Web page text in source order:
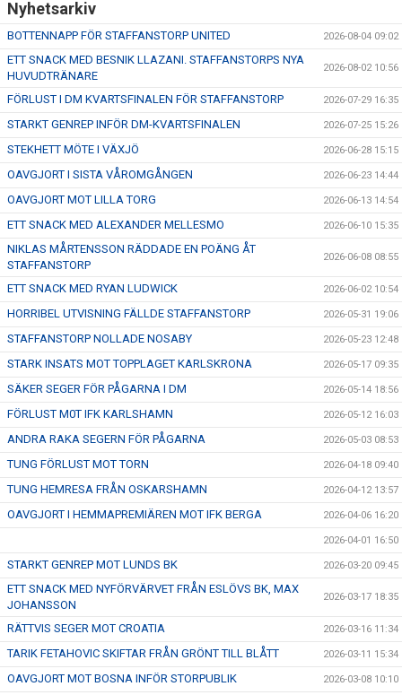
Nyhetsarkiv
BOTTENNAPP FÖR STAFFANSTORP UNITED 2026-08-04 09:02
ETT SNACK MED BESNIK LLAZANI. STAFFANSTORPS NYA
HUVUDTRÄNARE
2026-08-02 10:56
FÖRLUST I DM KVARTSFINALEN FÖR STAFFANSTORP 2026-07-29 16:35
STARKT GENREP INFÖR DM-KVARTSFINALEN 2026-07-25 15:26
STEKHETT MÖTE I VÄXJÖ 2026-06-28 15:15
OAVGJORT I SISTA VÅROMGÅNGEN 2026-06-23 14:44
OAVGJORT MOT LILLA TORG 2026-06-13 14:54
ETT SNACK MED ALEXANDER MELLESMO 2026-06-10 15:35
NIKLAS MÅRTENSSON RÄDDADE EN POÄNG ÅT
STAFFANSTORP
2026-06-08 08:55
ETT SNACK MED RYAN LUDWICK 2026-06-02 10:54
HORRIBEL UTVISNING FÄLLDE STAFFANSTORP 2026-05-31 19:06
STAFFANSTORP NOLLADE NOSABY 2026-05-23 12:48
STARK INSATS MOT TOPPLAGET KARLSKRONA 2026-05-17 09:35
SÄKER SEGER FÖR PÅGARNA I DM 2026-05-14 18:56
FÖRLUST M0T IFK KARLSHAMN 2026-05-12 16:03
ANDRA RAKA SEGERN FÖR PÅGARNA 2026-05-03 08:53
TUNG FÖRLUST MOT TORN 2026-04-18 09:40
TUNG HEMRESA FRÅN OSKARSHAMN 2026-04-12 13:57
OAVGJORT I HEMMAPREMIÄREN MOT IFK BERGA 2026-04-06 16:20
2026-04-01 16:50
STARKT GENREP MOT LUNDS BK 2026-03-20 09:45
ETT SNACK MED NYFÖRVÄRVET FRÅN ESLÖVS BK, MAX
JOHANSSON
2026-03-17 18:35
RÄTTVIS SEGER MOT CROATIA 2026-03-16 11:34
TARIK FETAHOVIC SKIFTAR FRÅN GRÖNT TILL BLÅTT 2026-03-11 15:34
OAVGJORT MOT BOSNA INFÖR STORPUBLIK 2026-03-08 10:10